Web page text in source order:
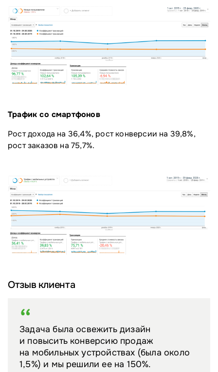
Трафик со смартфонов
Рост дохода на 36,4%, рост конверсии на 39,8%,
рост заказов на 75,7%.
Отзыв клиента
Задача была освежить дизайн
и повысить конверсию продаж
на мобильных устройствах (была около
1,5%) и мы решили ее на 150%.